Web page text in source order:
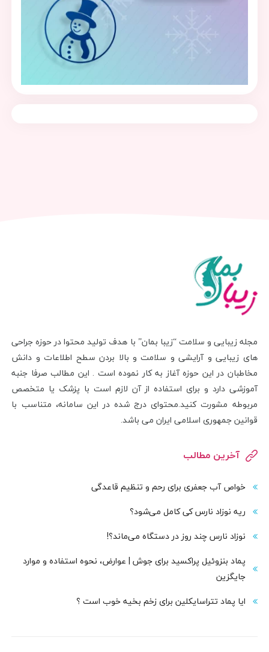
مجله زیبایی و سلامت “زیبا بمان” با هدف تولید محتوا در حوزه جراحی
های زیبایی و آرایشی و سلامت و بالا بردن سطح اطلاعات و دانش
مخاطبان در این حوزه آغاز به کار نموده است . این مطالب صرفا جنبه
آموزشی دارد و برای استفاده از آن لازم است با پزشک یا متخصص
مربوطه مشورت کنید.محتوای درج شده در این سامانه، متناسب با
قوانین جمهوری اسلامی ایران می باشد.
آخرین مطالب
خواص آب جعفری برای رحم و تنظیم قاعدگی
ریه نوزاد نارس کی کامل می‌شود؟
نوزاد نارس چند روز در دستگاه می‌ماند؟!
پماد بنزوئیل پراکسید برای جوش | عوارض، نحوه استفاده و موارد
جایگزین
ایا پماد تتراسایکلین برای زخم بخیه خوب است ؟